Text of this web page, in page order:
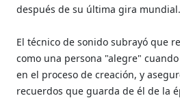
después de su última gira mundial.
El técnico de sonido subrayó que
como una persona "alegre"
en el proceso de creación, y
recuerdos que guarda de él de la